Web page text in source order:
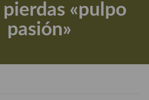
sobre temas interesantes e importantes
Extra (AOVE)
pierdas «pulpo
pasión»